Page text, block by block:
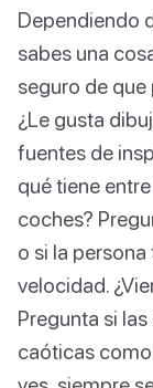
Dependiendo
sabes una
seguro de que
¿Le gusta
fuentes de
qué tiene
coches?
o si la
velocidad.
Pregunta si
caóticas